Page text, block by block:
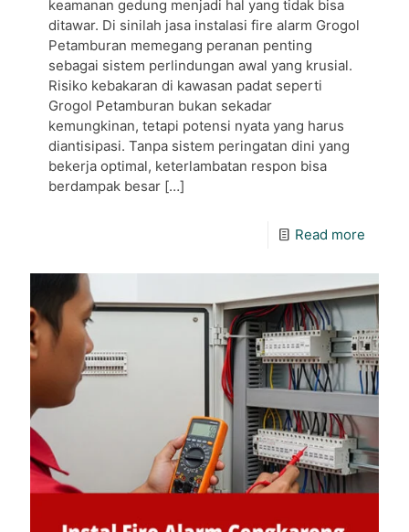
keamanan gedung menjadi hal yang tidak bisa
ditawar. Di sinilah jasa instalasi fire alarm Grogol
Petamburan memegang peranan penting
sebagai sistem perlindungan awal yang krusial.
Risiko kebakaran di kawasan padat seperti
Grogol Petamburan bukan sekadar
kemungkinan, tetapi potensi nyata yang harus
diantisipasi. Tanpa sistem peringatan dini yang
bekerja optimal, keterlambatan respon bisa
berdampak besar […]
Read more